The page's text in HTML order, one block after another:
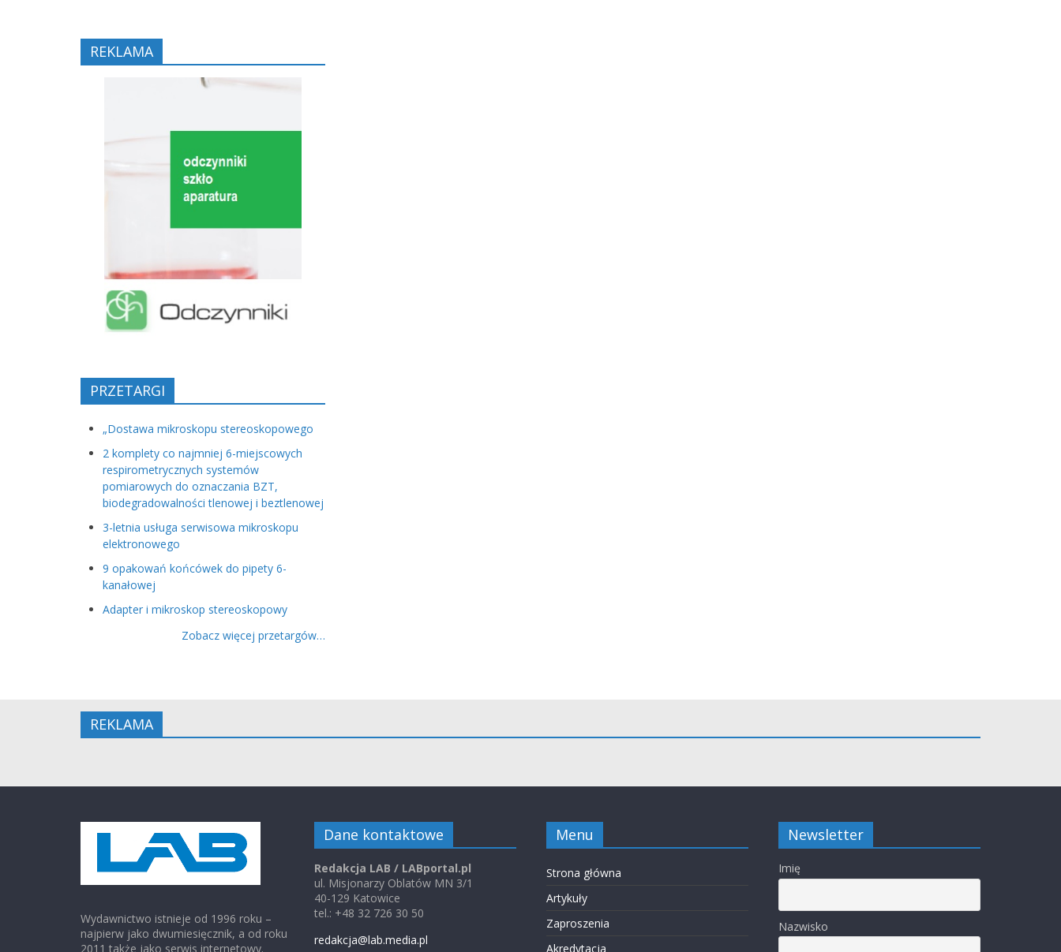
REKLAMA
PRZETARGI
„Dostawa mikroskopu stereoskopowego
2 komplety co najmniej 6-miejscowych
respirometrycznych systemów
pomiarowych do oznaczania BZT,
biodegradowalności tlenowej i beztlenowej
3-letnia usługa serwisowa mikroskopu
elektronowego
9 opakowań końcówek do pipety 6-
kanałowej
Adapter i mikroskop stereoskopowy
Zobacz więcej przetargów…
REKLAMA
Wydawnictwo istnieje od 1996 roku –
najpierw jako dwumiesięcznik, a od roku
2011 także jako serwis internetowy.
Dane kontaktowe
Redakcja LAB / LABportal.pl
ul. Misjonarzy Oblatów MN 3/1
40-129 Katowice
tel.: +48 32 726 30 50
redakcja@lab.media.pl
Menu
Strona główna
Artykuły
Zaproszenia
Akredytacja
Newsletter
Imię
Nazwisko